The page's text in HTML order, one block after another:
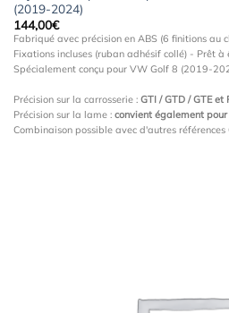
(2019-2024)
144,00€
Fabriqué avec précision en ABS (6 finitions au
Fixations incluses (ruban adhésif collé) - Prêt à
Spécialement conçu pour VW Golf 8 (2019-
Précision sur la carrosserie : GTI / GTD / GTE et
Précision sur la lame : convient également
Combinaison possible avec d'autres références